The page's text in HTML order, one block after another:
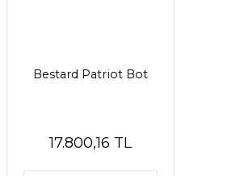
Bestard Patriot Bot
17.800,16 TL